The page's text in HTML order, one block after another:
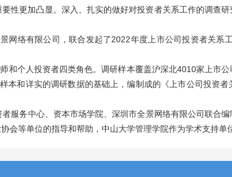
性更加凸显。深入、扎实的做好对投资者关系工作的调查
络有限公司，联合发起了2022年度上市公司投资者关系
个人投资者四类角色。调研样本覆盖沪深北4010家上市
本和详实的调研数据的基础上，编制成的《上市公司投资
务中心、资本市场学院、深圳市全景网络有限公司联合
等单位的指导和帮助，中山大学管理学院作为学术支持单